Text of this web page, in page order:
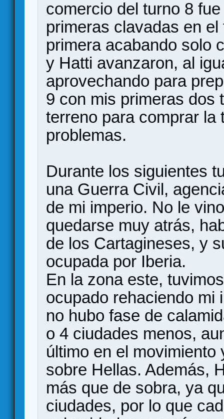
comercio del turno 8
primeras clavadas en
primera acabando solo
y Hatti avanzaron, al
aprovechando para
9 con mis primeras dos
terreno para comprar
problemas.
Durante los siguientes
una Guerra Civil,
de mi imperio. No le
quedarse muy atrás,
de los Cartagineses, y
ocupada por Iberia.
En la zona este,
ocupado rehaciendo mi
no hubo fase de
o 4 ciudades menos,
último en el
sobre Hellas. Además,
más que de sobra, ya
ciudades, por lo que